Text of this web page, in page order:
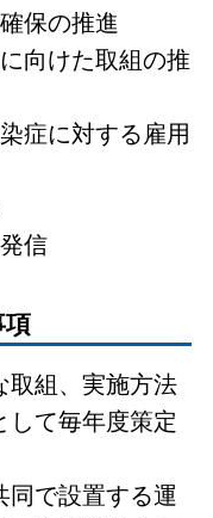
保の推進
向けた取組の推
症に対する雇用
信
項
取組、実施方法
して毎年度策定
同で設置する運